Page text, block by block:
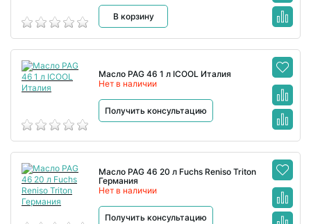
В корзину
Масло PAG 46 1 л ICOOL Италия
Нет в наличии
Получить консультацию
Масло PAG 46 20 л Fuchs Reniso Triton
Германия
Нет в наличии
Получить консультацию